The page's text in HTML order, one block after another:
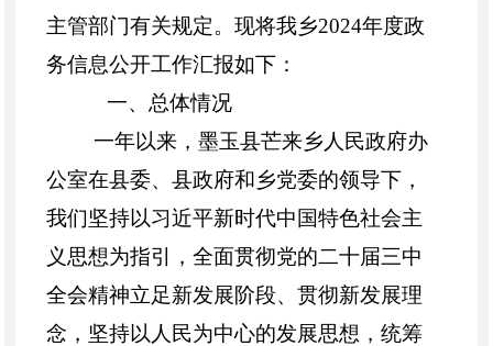
主管部门有关规定。现将我乡2024年度政
务信息公开工作汇报如下：
一、总体情况
一年以来，墨玉县芒来乡人民政府办
公室在县委、县政府和乡党委的领导下，
我们坚持以习近平新时代中国特色社会主
义思想为指引，全面贯彻党的二十届三中
全会精神立足新发展阶段、贯彻新发展理
念，坚持以人民为中心的发展思想，统筹